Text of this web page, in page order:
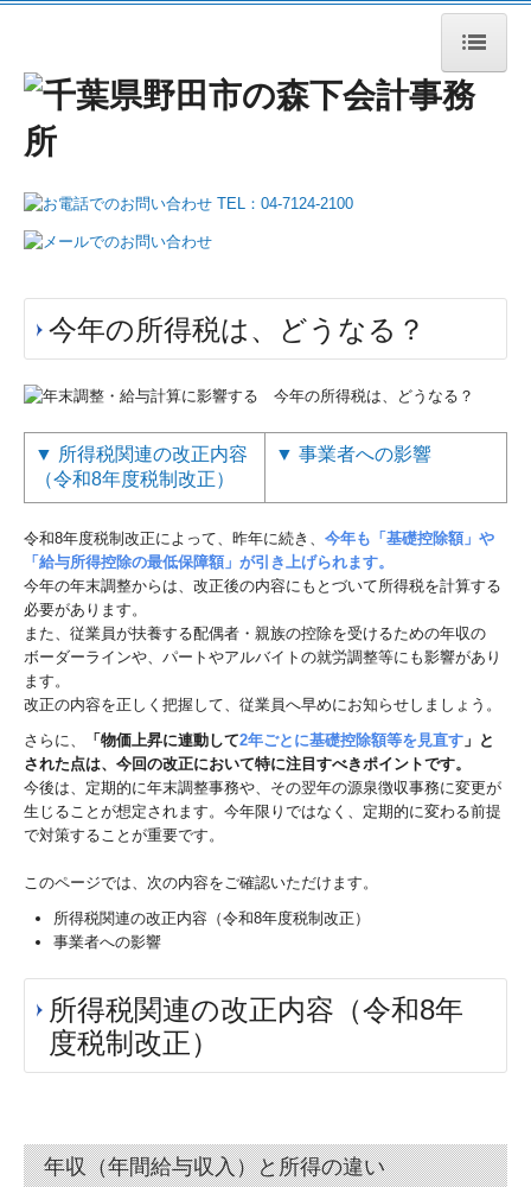
HOME
業務案内
税務・会計
企業のDX化支援
医療関係の皆様へ
社会福祉法人の皆様へ
料金案内
事務所通信
採用情報
データで見る森下会計
募集要項
応募フォーム
セミナー情報
過去のセミナー
お問い合わせ
今年の所得税は、どうなる？
▼ 所得税関連の改正内容
（令和8年度税制改正）
▼ 事業者への影響
令和8年度税制改正によって、昨年に続き、 今年も「基礎控除額」や
「給与所得控除の最低保障額」が引き上げられます。
今年の年末調整からは、改正後の内容にもとづいて所得税を計算する
必要があります。
また、従業員が扶養する配偶者・親族の控除を受けるための年収の
ボーダーラインや、パートやアルバイトの就労調整等にも影響があり
ます。
改正の内容を正しく把握して、従業員へ早めにお知らせしましょう。
さらに、
「物価上昇に連動して2年ごとに基礎控除額等を見直す 」と
された点は、今回の改正において特に注目すべきポイントです。
今後は、定期的に年末調整事務や、その翌年の源泉徴収事務に変更が
生じることが想定されます。今年限りではなく、定期的に変わる前提
で対策することが重要です。
このページでは、次の内容をご確認いただけます。
所得税関連の改正内容（令和8年度税制改正）
事業者への影響
所得税関連の改正内容（令和8年
度税制改正）
年収（年間給与収入）と所得の違い